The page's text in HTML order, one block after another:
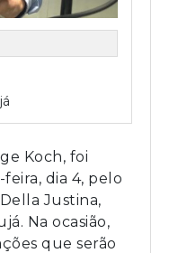
Koch, foi
dia 4, pelo
Justina,
Na ocasião,
que serão